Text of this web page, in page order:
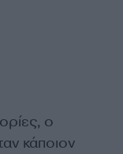
ο
κάποιον